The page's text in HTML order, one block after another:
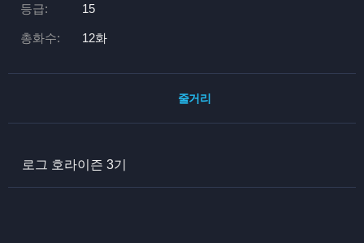
등급: 15
총화수: 12화
줄거리
로그 호라이즌 3기